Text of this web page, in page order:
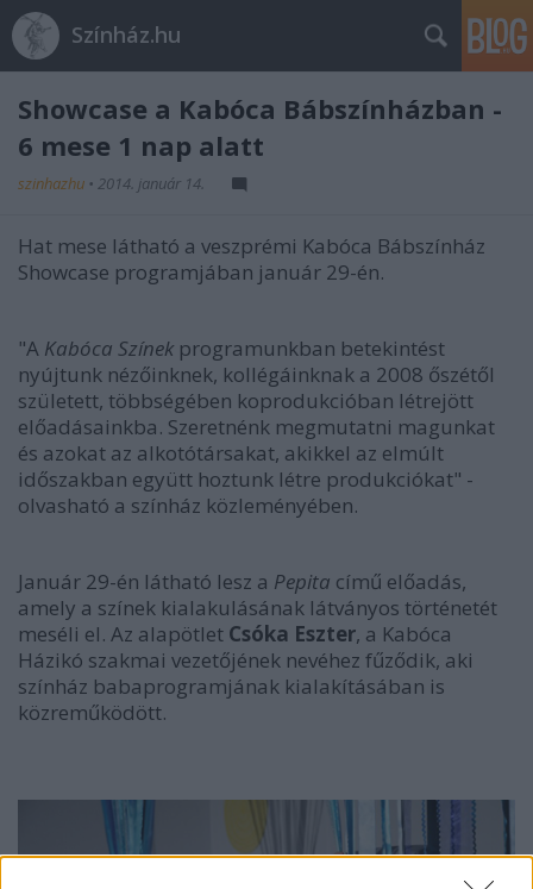
Színház.hu
Showcase a Kabóca Bábszínházban -
6 mese 1 nap alatt
szinhazhu • 2014. január 14.
Hat mese látható a veszprémi Kabóca Bábszínház
Showcase programjában január 29-én.
"A Kabóca Színek programunkban betekintést
nyújtunk nézőinknek, kollégáinknak a 2008 őszétől
született, többségében koprodukcióban létrejött
előadásainkba. Szeretnénk megmutatni magunkat
és azokat az alkotótársakat, akikkel az elmúlt
időszakban együtt hoztunk létre produkciókat" -
olvasható a színház közleményében.
Január 29-én látható lesz a Pepita című előadás,
amely a színek kialakulásának látványos történetét
meséli el. Az alapötlet Csóka Eszter, a Kabóca
Házikó szakmai vezetőjének nevéhez fűződik, aki
színház babaprogramjának kialakításában is
közreműködött.